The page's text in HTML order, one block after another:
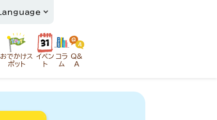
おでかけス
ポット
イベン
ト
コラ
ム
Q&
A